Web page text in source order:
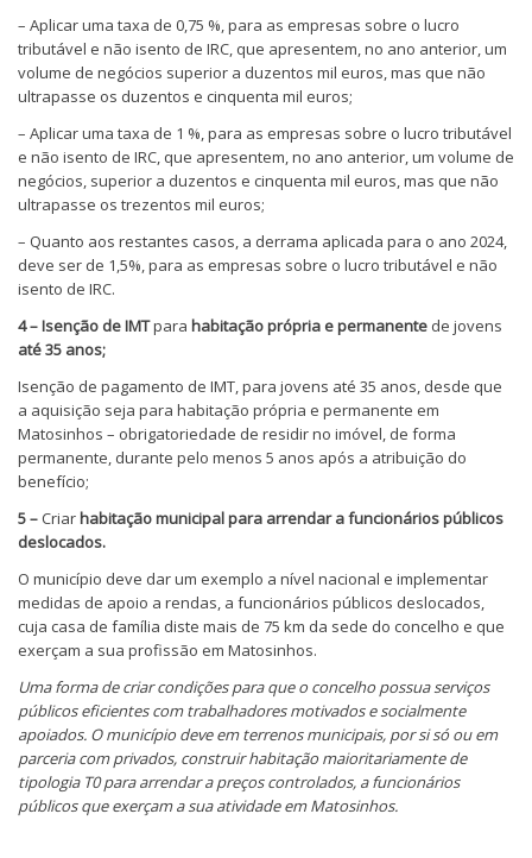
– Aplicar uma taxa de 0,75 %, para as empresas sobre o lucro
tributável e não isento de IRC, que apresentem, no ano anterior, um
volume de negócios superior a duzentos mil euros, mas que não
ultrapasse os duzentos e cinquenta mil euros;
– Aplicar uma taxa de 1 %, para as empresas sobre o lucro tributável
e não isento de IRC, que apresentem, no ano anterior, um volume de
negócios, superior a duzentos e cinquenta mil euros, mas que não
ultrapasse os trezentos mil euros;
– Quanto aos restantes casos, a derrama aplicada para o ano 2024,
deve ser de 1,5%, para as empresas sobre o lucro tributável e não
isento de IRC.
4 – Isenção de IMTpara habitação própria e permanente de jovens
até 35 anos;
Isenção de pagamento de IMT, para jovens até 35 anos, desde que
a aquisição seja para habitação própria e permanente em
Matosinhos – obrigatoriedade de residir no imóvel, de forma
permanente, durante pelo menos 5 anos após a atribuição do
benefício;
5 –Criarhabitação municipal para arrendar a funcionários públicos
deslocados.
O município deve dar um exemplo a nível nacional e implementar
medidas de apoio a rendas, a funcionários públicos deslocados,
cuja casa de família diste mais de 75 km da sede do concelho e que
exerçam a sua profissão em Matosinhos.
Uma forma de criar condições para que o concelho possua serviços
públicos eficientes com trabalhadores motivados e socialmente
apoiados. O município deve em terrenos municipais, por si só ou em
parceria com privados, construir habitação maioritariamente de
tipologia T0 para arrendar a preços controlados, a funcionários
públicos que exerçam a sua atividade em Matosinhos.